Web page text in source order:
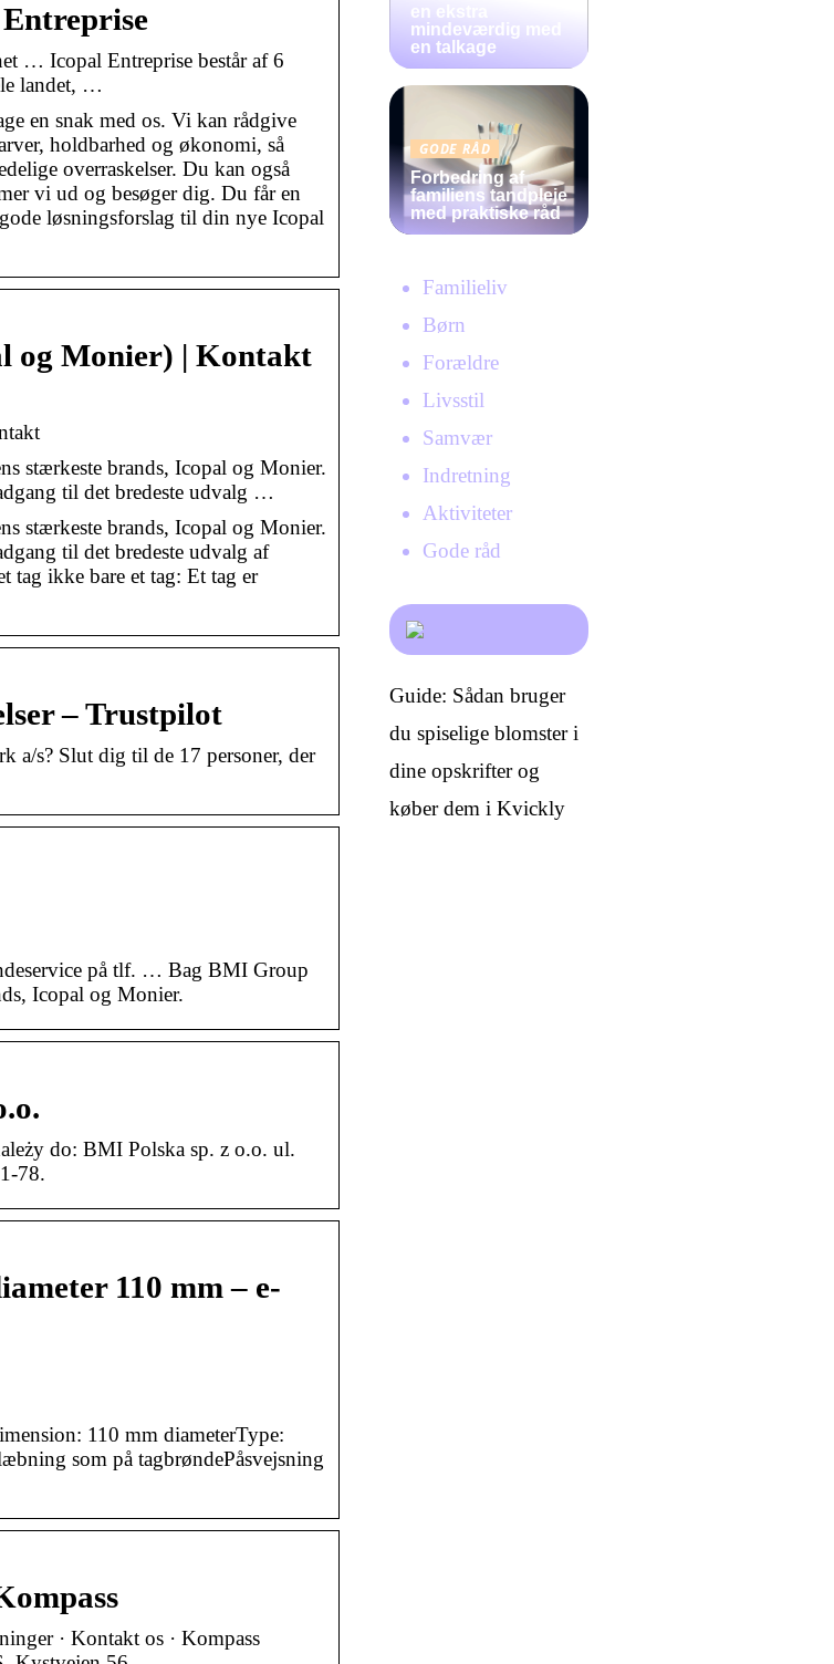
… Icopal Entreprise består af 6
landet, …
en snak med os. Vi kan rådgive
holdbarhed og økonomi, så
overraskelser. Du kan også
vi ud og besøger dig. Du får en
løsningsforslag til din nye Icopal
og Monier) | Kontakt
stærkeste brands, Icopal og Monier.
til det bredeste udvalg …
stærkeste brands, Icopal og Monier.
til det bredeste udvalg af
tag ikke bare et tag: Et tag er
– Trustpilot
a/s? Slut dig til de 17 personer, der
på tlf. … Bag BMI Group
Icopal og Monier.
do: BMI Polska sp. z o.o. ul.
78.
110 mm – e-
110 mm diameterType:
som på tagbrøndePåsvejsning
· Kontakt os · Kompass
en ekstra
mindeværdig med
en talkage
GODE RÅD
Forbedring af
familiens tandpleje
med praktiske råd
Familieliv
Børn
Forældre
Livsstil
Samvær
Indretning
Aktiviteter
Gode råd
Guide: Sådan bruger
du spiselige blomster i
dine opskrifter og
køber dem i Kvickly